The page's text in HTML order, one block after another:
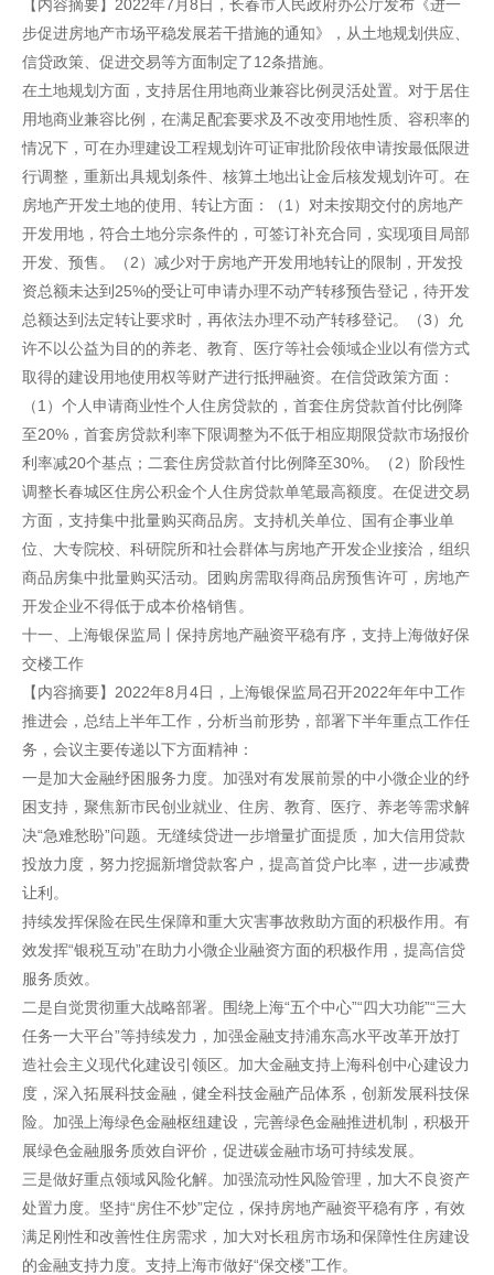
【内容摘要】2022年7月8日，长春市人民政府办公厅发布《进一
步促进房地产市场平稳发展若干措施的通知》，从土地规划供应、
信贷政策、促进交易等方面制定了12条措施。
在土地规划方面，支持居住用地商业兼容比例灵活处置。对于居住
用地商业兼容比例，在满足配套要求及不改变用地性质、容积率的
情况下，可在办理建设工程规划许可证审批阶段依申请按最低限进
行调整，重新出具规划条件、核算土地出让金后核发规划许可。在
房地产开发土地的使用、转让方面：（1）对未按期交付的房地产
开发用地，符合土地分宗条件的，可签订补充合同，实现项目局部
开发、预售。（2）减少对于房地产开发用地转让的限制，开发投
资总额未达到25%的受让可申请办理不动产转移预告登记，待开发
总额达到法定转让要求时，再依法办理不动产转移登记。（3）允
许不以公益为目的的养老、教育、医疗等社会领域企业以有偿方式
取得的建设用地使用权等财产进行抵押融资。在信贷政策方面：
（1）个人申请商业性个人住房贷款的，首套住房贷款首付比例降
至20%，首套房贷款利率下限调整为不低于相应期限贷款市场报价
利率减20个基点；二套住房贷款首付比例降至30%。（2）阶段性
调整长春城区住房公积金个人住房贷款单笔最高额度。在促进交易
方面，支持集中批量购买商品房。支持机关单位、国有企事业单
位、大专院校、科研院所和社会群体与房地产开发企业接洽，组织
商品房集中批量购买活动。团购房需取得商品房预售许可，房地产
开发企业不得低于成本价格销售。
十一、上海银保监局丨保持房地产融资平稳有序，支持上海做好保
交楼工作
【内容摘要】2022年8月4日，上海银保监局召开2022年年中工作
推进会，总结上半年工作，分析当前形势，部署下半年重点工作任
务，会议主要传递以下方面精神：
一是加大金融纾困服务力度。加强对有发展前景的中小微企业的纾
困支持，聚焦新市民创业就业、住房、教育、医疗、养老等需求解
决“急难愁盼”问题。无缝续贷进一步增量扩面提质，加大信用贷款
投放力度，努力挖掘新增贷款客户，提高首贷户比率，进一步减费
让利。
持续发挥保险在民生保障和重大灾害事故救助方面的积极作用。有
效发挥“银税互动”在助力小微企业融资方面的积极作用，提高信贷
服务质效。
二是自觉贯彻重大战略部署。围绕上海“五个中心”“四大功能”“三大
任务一大平台”等持续发力，加强金融支持浦东高水平改革开放打
造社会主义现代化建设引领区。加大金融支持上海科创中心建设力
度，深入拓展科技金融，健全科技金融产品体系，创新发展科技保
险。加强上海绿色金融枢纽建设，完善绿色金融推进机制，积极开
展绿色金融服务质效自评价，促进碳金融市场可持续发展。
三是做好重点领域风险化解。加强流动性风险管理，加大不良资产
处置力度。坚持“房住不炒”定位，保持房地产融资平稳有序，有效
满足刚性和改善性住房需求，加大对长租房市场和保障性住房建设
的金融支持力度。支持上海市做好“保交楼”工作。